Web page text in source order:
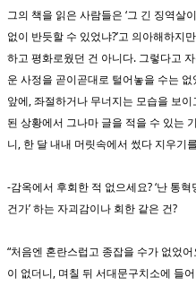
그의 책을 읽은 사람들은 ‘그 긴 징역살
없이 반듯할 수 있었냐?’고 의아해하지
하고 평화로웠던 건 아니다. 그렇다고
운 사정을 곧이곧대로 털어놓을 수는
앞에, 좌절하거나 무너지는 모습을 보
된 상황에서 그나마 글을 적을 수 있는
니, 한 달 내내 머릿속에서 썼다 지우기
-감옥에서 후회한 적 없으세요? ‘난 통
건가’ 하는 자괴감이나 회한 같은 건?
“처음엔 혼란스럽고 종잡을 수가 없었
이 없더니, 며칠 뒤 서대문구치소에 들